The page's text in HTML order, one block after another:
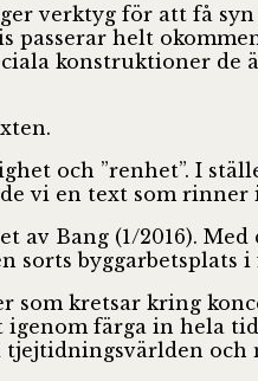
verktyg för att få
passerar helt
konstruktioner de
och ”renhet”. I
vi en text som
av Bang (1/2016).
sorts byggarbetsplats
kretsar kring
färga in hela
och